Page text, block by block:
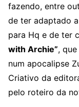
fazendo, entre
de ter adaptado a
para Hq e de ter
with Archie”,
num apocalipse
Criativo da
pelo roteiro da